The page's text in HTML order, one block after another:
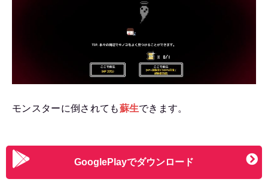
モンスターに倒されても蘇生できます。
GooglePlayでダウンロード